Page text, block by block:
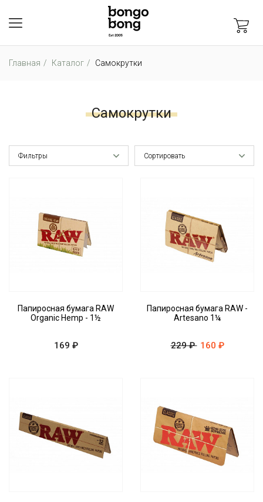
Главная Каталог Самокрутки
Самокрутки
Фильтры Сортировать
Папиросная бумага RAW
Organic Hemp - 1½
169 ₽
Папиросная бумага RAW -
Artesano 1¼
229 ₽ 160 ₽